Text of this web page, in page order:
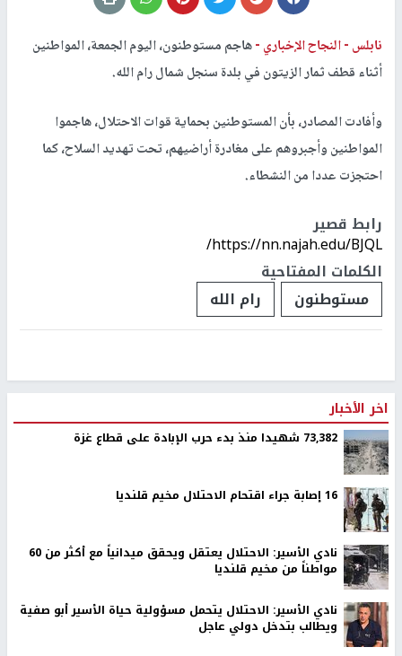
نابلس -النجاح الإخباري -هاجم مستوطنون، اليوم الجمعة، المواطنين
أثناء قطف ثمار الزيتون في بلدة سنجل شمال رام الله.
وأفادت المصادر، بأن المستوطنين بحماية قوات الاحتلال، هاجموا
المواطنين وأجبروهم على مغادرة أراضيهم، تحت تهديد السلاح، كما
احتجزت عددا من النشطاء.
رابط قصير
https://nn.najah.edu/BJQL/
الكلمات المفتاحية
مستوطنون
رام الله
اخر الأخبار
73,382 شهيدا منذ بدء حرب الإبادة على قطاع غزة
16 إصابة جراء اقتحام الاحتلال مخيم قلنديا
نادي الأسير: الاحتلال يعتقل ويحقق ميدانياً مع أكثر من 60
مواطناً من مخيم قلنديا
نادي الأسير: الاحتلال يتحمل مسؤولية حياة الأسير أبو صفية
ويطالب بتدخل دولي عاجل